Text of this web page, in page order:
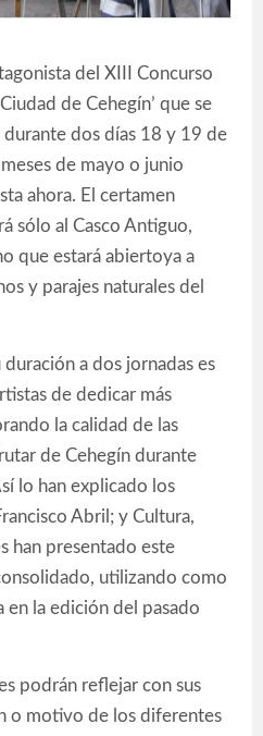
del XIII Concurso
de Cehegín’ que se
dos días 18 y 19 de
de mayo o junio
ahora. El certamen
sólo al Casco Antiguo,
que estará abiertoya a
y parajes naturales del
a dos jornadas es
de dedicar más
la calidad de las
de Cehegín durante
lo han explicado los
Abril; y Cultura,
han presentado este
utilizando como
en la edición del pasado
podrán reflejar con sus
o motivo de los diferentes